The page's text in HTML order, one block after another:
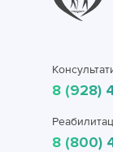
8 (928)
8 (800)